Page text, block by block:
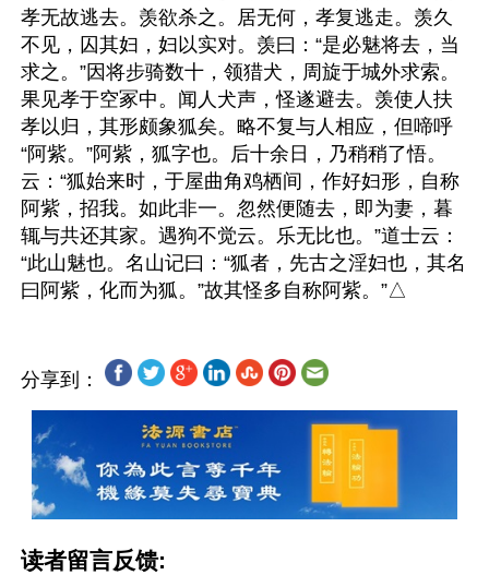
孝无故逃去。羡欲杀之。居无何，孝复逃走。羡久
不见，囚其妇，妇以实对。羡曰：“是必魅将去，当
求之。”因将步骑数十，领猎犬，周旋于城外求索。
果见孝于空冢中。闻人犬声，怪遂避去。羡使人扶
孝以归，其形颇象狐矣。略不复与人相应，但啼呼
“阿紫。”阿紫，狐字也。后十余日，乃稍稍了悟。
云：“狐始来时，于屋曲角鸡栖间，作好妇形，自称
阿紫，招我。如此非一。忽然便随去，即为妻，暮
辄与共还其家。遇狗不觉云。乐无比也。”道士云：
“此山魅也。名山记曰：“狐者，先古之淫妇也，其名
分享到：
读者留言反馈: